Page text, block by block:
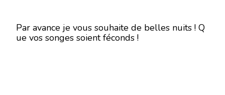
Par avance je vous souhaite de belles nuits ! Q
ue vos songes soient féconds !